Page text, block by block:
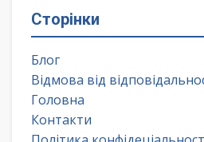
Сторінки
Блог
Відмова від
Головна
Контакти